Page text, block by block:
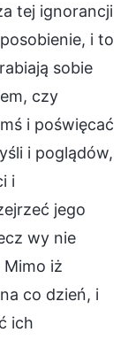
tej ignorancji
i to
sobie
czy
i poświęcać
i poglądów,
i
jego
wy nie
iż
co dzień, i
ich